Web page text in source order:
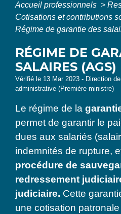
Accueil professionnels >
Cotisations et contributions
Régime de garantie des
RÉGIME DE
SALAIRES (AGS)
Vérifié le 13 Mar 2023 - Direction
administrative (Première ministre)
Le régime de la
permet de garantir le
dues aux salariés
indemnités de rupture,
procédure de
redressement
judiciaire. Cette
une cotisation patronale